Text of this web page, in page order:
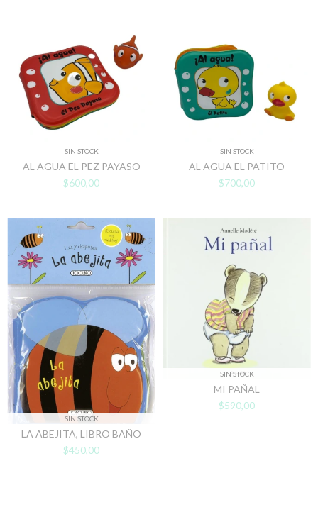
SIN STOCK
AL AGUA EL PEZ PAYASO
$600,00
SIN STOCK
AL AGUA EL PATITO
$700,00
SIN STOCK
LA ABEJITA, LIBRO BAÑO
$450,00
SIN STOCK
MI PAÑAL
$590,00